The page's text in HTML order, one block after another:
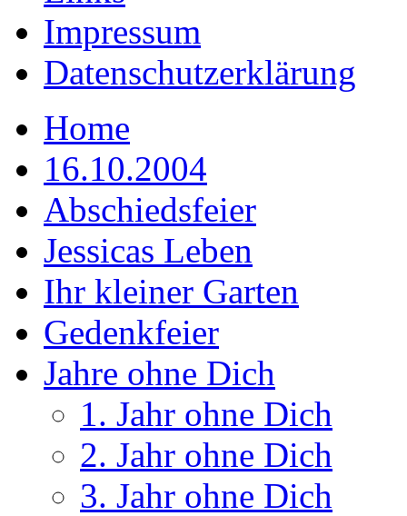
Impressum
Datenschutzerklärung
Home
16.10.2004
Abschiedsfeier
Jessicas Leben
Ihr kleiner Garten
Gedenkfeier
Jahre ohne Dich
1. Jahr ohne Dich
2. Jahr ohne Dich
3. Jahr ohne Dich